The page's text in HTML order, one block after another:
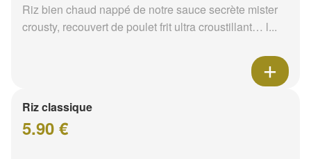
Riz bien chaud nappé de notre sauce secrète mister
crousty, recouvert de poulet frit ultra croustillant… l...
Riz classique
5.90 €